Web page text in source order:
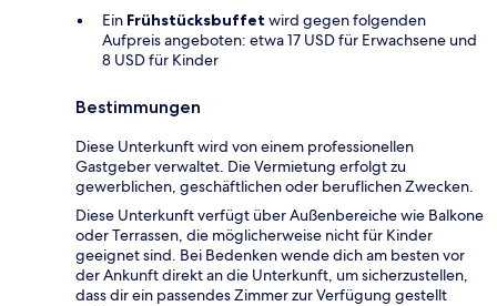
Ein Frühstücksbuffet wird gegen folgenden
Aufpreis angeboten: etwa 17 USD für Erwachsene und
8 USD für Kinder
Bestimmungen
Diese Unterkunft wird von einem professionellen
Gastgeber verwaltet. Die Vermietung erfolgt zu
gewerblichen, geschäftlichen oder beruflichen Zwecken.
Diese Unterkunft verfügt über Außenbereiche wie Balkone
oder Terrassen, die möglicherweise nicht für Kinder
geeignet sind. Bei Bedenken wende dich am besten vor
der Ankunft direkt an die Unterkunft, um sicherzustellen,
dass dir ein passendes Zimmer zur Verfügung gestellt